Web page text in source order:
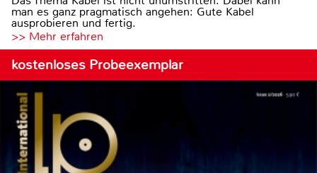
man es ganz pragmatisch angehen: Gute Kabel
ausprobieren und fertig.
>> Mehr erfahren
kostenloses Probeexemplar